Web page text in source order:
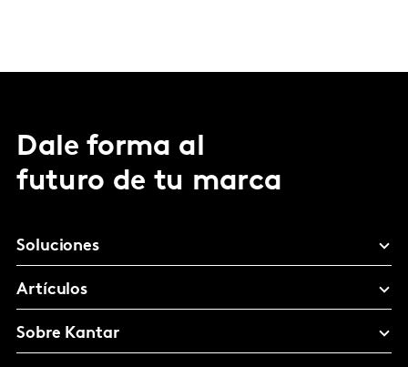
Dale forma al
futuro de tu marca
Soluciones
Artículos
Sobre Kantar